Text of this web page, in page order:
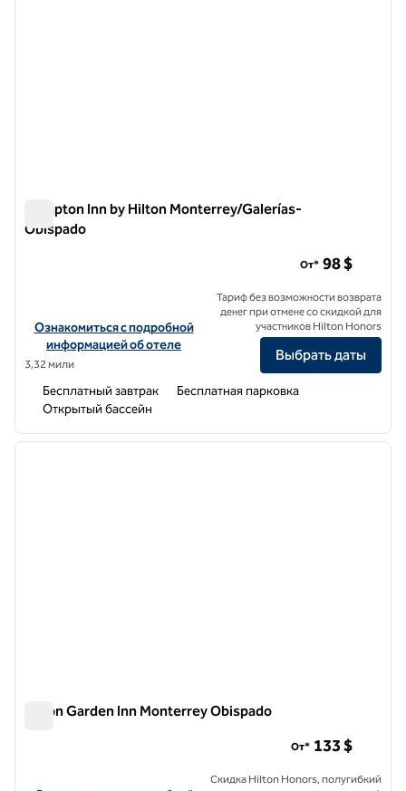
Hampton Inn by Hilton Monterrey/Galerías-
Obispado
Посмотреть информацию об отеле Hampton Inn by Hilton
Ознакомиться с подробной
информацией об отеле
3,32 мили
От* 98 $
Тариф без возможности возврата
денег при отмене со скидкой для
участников Hilton Honors
Выбрать даты
Бесплатный завтрак
Бесплатная парковка
Открытый бассейн
1 из 12
Hilton Garden Inn Monterrey Obispado
От* 133 $
Скидка Hilton Honors, полугибкий